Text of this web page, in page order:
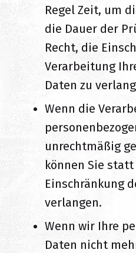
Regel Zeit, um
die Dauer der
Recht, die
Verarbeitung
Daten zu
Wenn die
unrechtmäßig
können Sie
Einschränkung
verlangen.
Wenn wir Ihre
Daten nicht